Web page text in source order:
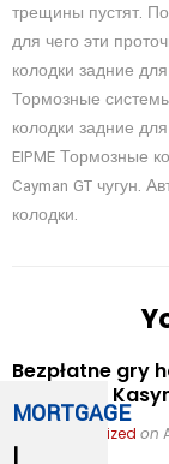
трещины пустят.
для чего эти
колодки задние для
Тормозные
колодки задние для
EIPME Тормозные
Cayman GT чугун.
колодки.
Bezpłatne gry
Zagraj po
Uncategorized on
MORTGAGE
|